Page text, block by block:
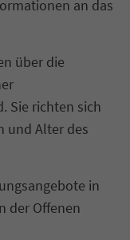
an das
über die
Sie richten sich
und Alter des
in
der Offenen